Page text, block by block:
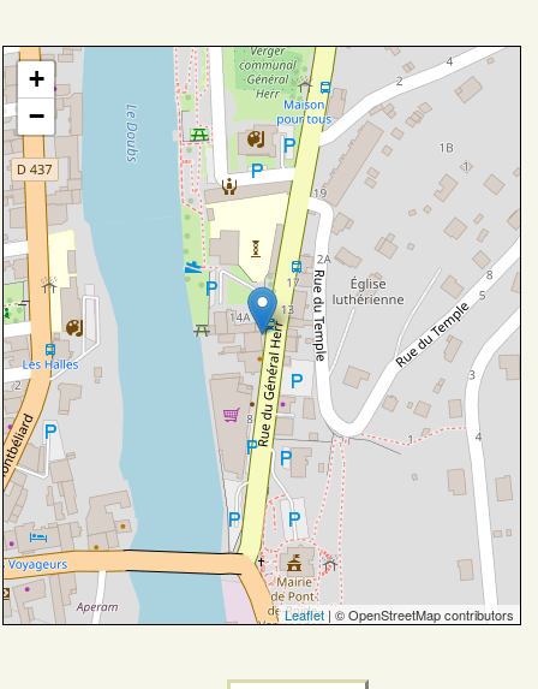
+
−
Leaflet| © OpenStreetMap contributors